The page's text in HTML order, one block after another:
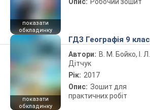
показати
обкладинку
показати
обкладинку
ГДЗ Географія 9 клас
Автори: В. М. Бойко, І. Л.
Дітчук
Рік: 2017
Опис: Зошит для
практичних робіт